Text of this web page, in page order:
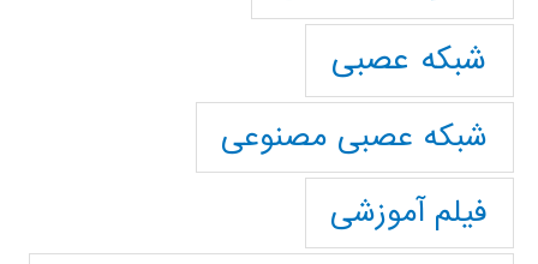
شبکه عصبی
شبکه عصبی مصنوعی
فیلم آموزشی